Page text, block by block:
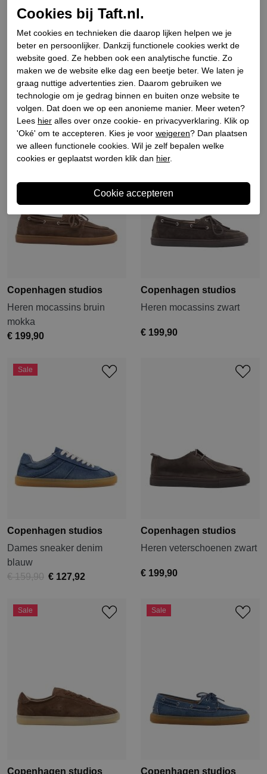
Copenhagen studios
Dames sneakers bruin
€ 199,90
Copenhagen studios
Heren veterschoenen sand
€ 199,90
Copenhagen studios
Heren mocassins bruin
mokka
€ 199,90
Copenhagen studios
Heren mocassins zwart
€ 199,90
Sale
Copenhagen studios
Dames sneaker denim
blauw
€ 159,90 € 127,92
Copenhagen studios
Heren veterschoenen zwart
€ 199,90
Sale
Copenhagen studios
Sale
Copenhagen studios
Cookies bij Taft.nl.
Met cookies en technieken die daarop lijken helpen we je
beter en persoonlijker. Dankzij functionele cookies werkt de
website goed. Ze hebben ook een analytische functie. Zo
maken we de website elke dag een beetje beter. We laten je
graag nuttige advertenties zien. Daarom gebruiken we
technologie om je gedrag binnen en buiten onze website te
volgen. Dat doen we op een anonieme manier. Meer weten?
Lees hier alles over onze cookie- en privacyverklaring. Klik op
'Oké' om te accepteren. Kies je voor weigeren? Dan plaatsen
we alleen functionele cookies. Wil je zelf bepalen welke
cookies er geplaatst worden klik dan hier.